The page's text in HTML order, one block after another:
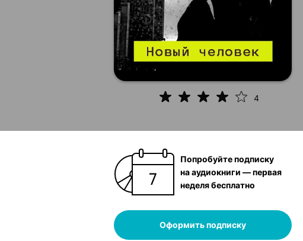
4
Попробуйте подписку
на аудиокниги — первая
неделя бесплатно
Оформить подписку